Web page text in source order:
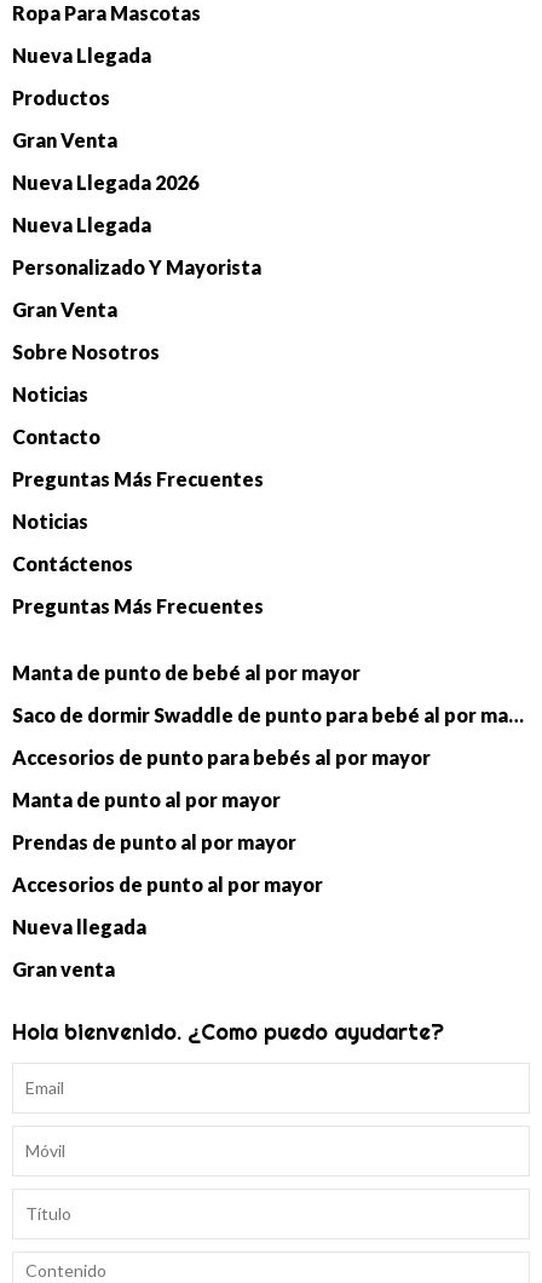
Ropa Para Mascotas
Nueva Llegada
Productos
Gran Venta
Nueva Llegada 2026
Nueva Llegada
Personalizado Y Mayorista
Gran Venta
Sobre Nosotros
Noticias
Contacto
Preguntas Más Frecuentes
Noticias
Contáctenos
Preguntas Más Frecuentes
Manta de punto de bebé al por mayor
Saco de dormir Swaddle de punto para bebé al por mayor
Accesorios de punto para bebés al por mayor
Manta de punto al por mayor
Prendas de punto al por mayor
Accesorios de punto al por mayor
Nueva llegada
Gran venta
Hola bienvenido. ¿Como puedo ayudarte?